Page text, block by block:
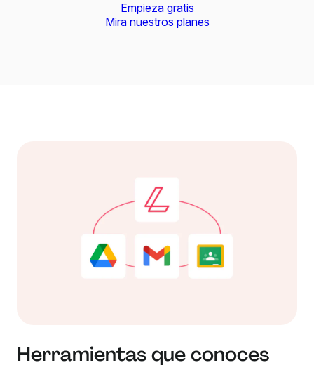
Empieza gratis
Mira nuestros planes
Herramientas que conoces